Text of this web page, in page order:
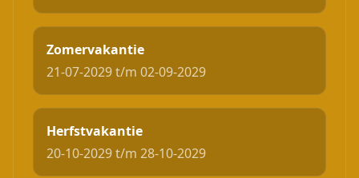
Zomervakantie
21-07-2029 t/m 02-09-2029
Herfstvakantie
20-10-2029 t/m 28-10-2029